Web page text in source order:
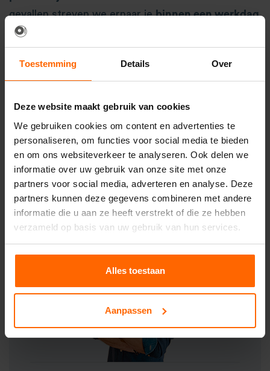
Toestemming Details Over
Deze website maakt gebruik van cookies
We gebruiken cookies om content en advertenties te
personaliseren, om functies voor social media te bieden
en om ons websiteverkeer te analyseren. Ook delen we
informatie over uw gebruik van onze site met onze
partners voor social media, adverteren en analyse. Deze
partners kunnen deze gegevens combineren met andere
informatie die u aan ze heeft verstrekt of die ze hebben
verzameld op basis van uw gebruik van hun services.
Alles toestaan
Aanpassen
gevallen streven we ernaar jebinnen een werkdag
devrijblijvende
Levering en op- en afbouw
halen bij een van onze vestigingen als de bestelling
te laten leverenop de gewenste locatie. Bij
levering kun je er tevens voor kiezen om de
apparatuur zelfop- en af te bouwen of dit door
ons te laten verzorgen.